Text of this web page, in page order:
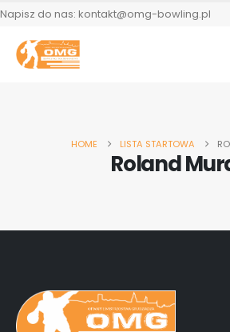
Napisz do nas: kontakt@omg-bowling.pl
HOME LISTA STARTOWA
Roland